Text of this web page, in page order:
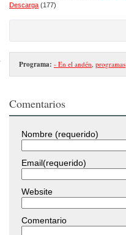
Descarga (177)
Programa: - En el andén programas
Comentarios
Nombre (requerido)
Email(requerido)
Website
Comentario